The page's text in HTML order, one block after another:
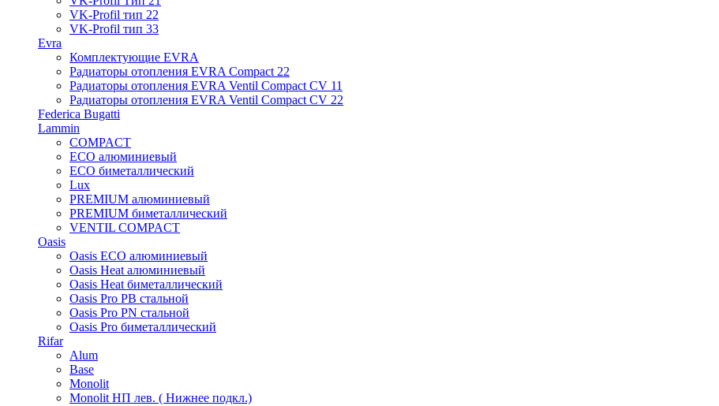
VK-Profil тип 22
VK-Profil тип 33
Evra
Комплектующие EVRA
Радиаторы отопления EVRA Compact 22
Радиаторы отопления EVRA Ventil Compact CV 11
Радиаторы отопления EVRA Ventil Compact CV 22
Federica Bugatti
Lammin
COMPACT
ECO алюминиевый
ECO биметаллический
Lux
PREMIUM алюминиевый
PREMIUM биметаллический
VENTIL COMPACT
Oasis
Oasis ECO алюминиевый
Oasis Heat алюминиевый
Oasis Heat биметаллический
Oasis Pro PB стальной
Oasis Pro PN стальной
Oasis Pro биметаллический
Rifar
Alum
Base
Monolit
Monolit НП лев. ( Нижнее подкл.)